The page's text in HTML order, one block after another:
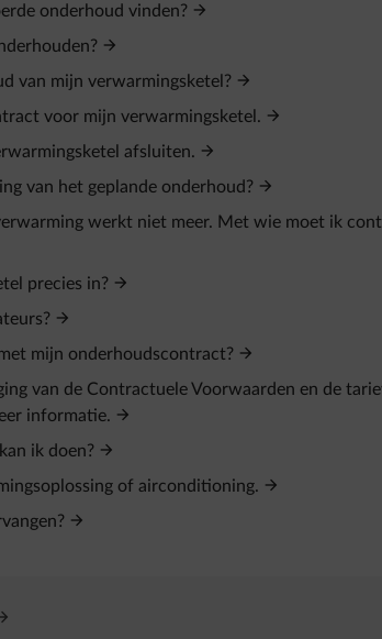
onderhoud vinden?
van mijn verwarmingsketel?
voor mijn verwarmingsketel.
afsluiten.
van het geplande onderhoud?
werkt niet meer. Met wie moet ik
precies in?
mijn onderhoudscontract?
van de Contractuele Voorwaarden en de
informatie.
ik doen?
of airconditioning.
in een nieuw tabblad